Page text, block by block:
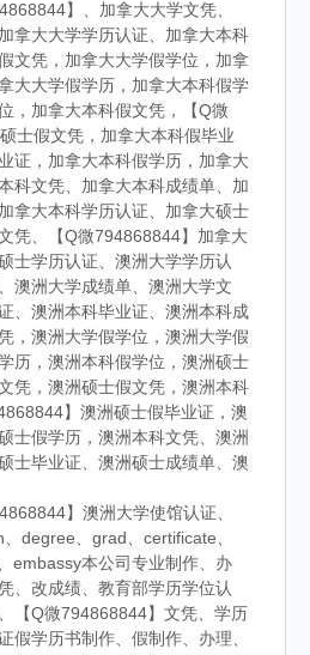
】、加拿大大学文凭、
拿大大学学历认证、加拿大本科
文凭，加拿大大学假学位，加拿
大大学假学历，加拿大本科假学
，加拿大本科假文凭，【Q微
士假文凭，加拿大本科假毕业
证，加拿大本科假学历，加拿大
科文凭、加拿大本科成绩单、加
拿大本科学历认证、加拿大硕士
凭、【Q微794868844】加拿大
士学历认证、澳洲大学学历认
澳洲大学成绩单、澳洲大学文
、澳洲本科毕业证、澳洲本科成
，澳洲大学假学位，澳洲大学假
历，澳洲本科假学位，澳洲硕士
凭，澳洲硕士假文凭，澳洲本科
】澳洲硕士假毕业证，澳
士假学历，澳洲本科文凭、澳洲
士毕业证、澳洲硕士成绩单、澳
】澳洲大学使馆认证、
degree、grad、certificate、
embassy本公司专业制作、办
、改成绩、教育部学历学位认
【Q微794868844】文凭、学历
假学历书制作、假制作、办理、